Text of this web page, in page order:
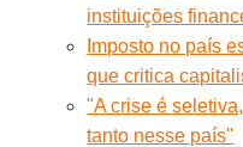
instituições
Imposto no país
que critica
"A crise é
tanto nesse país"